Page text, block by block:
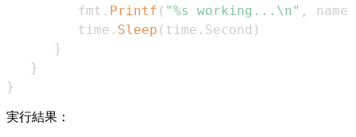
         fmt
. Printf ( "%s working...\n" , name
         time
. Sleep ( time . Second )
}
}
}
実行結果：